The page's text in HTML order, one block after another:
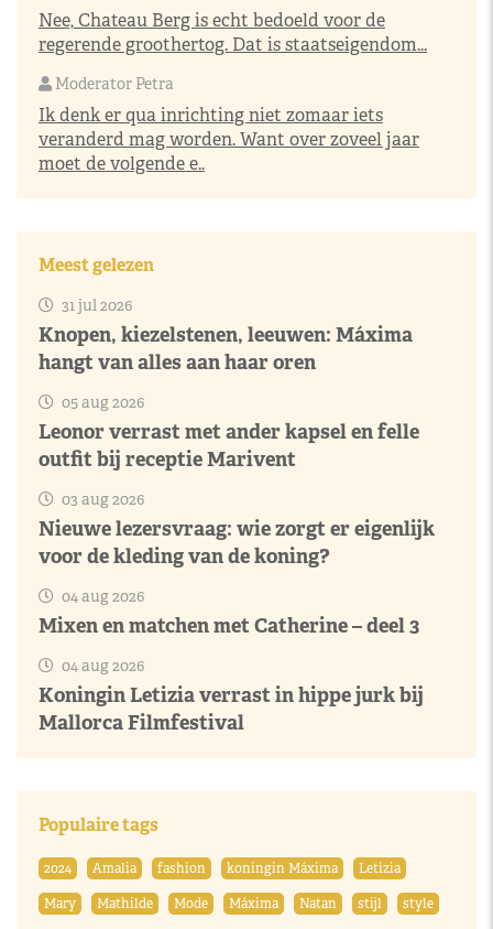
Nee, Chateau Berg is echt bedoeld voor de
regerende groothertog. Dat is staatseigendom...
Moderator Petra
Ik denk er qua inrichting niet zomaar iets
veranderd mag worden. Want over zoveel jaar
moet de volgende e..
Meest gelezen
31 jul 2026
Knopen, kiezelstenen, leeuwen: Máxima
hangt van alles aan haar oren
05 aug 2026
Leonor verrast met ander kapsel en felle
outfit bij receptie Marivent
03 aug 2026
Nieuwe lezersvraag: wie zorgt er eigenlijk
voor de kleding van de koning?
04 aug 2026
Mixen en matchen met Catherine – deel 3
04 aug 2026
Koningin Letizia verrast in hippe jurk bij
Mallorca Filmfestival
Populaire tags
2024 Amalia fashion koningin Máxima
Letizia
Mary
Mathilde Mode Máxima Natan stijl style